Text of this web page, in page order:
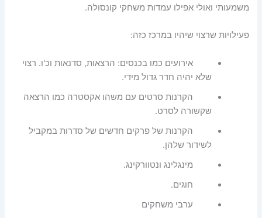
משמעותי ואולי אפילו עמדות משחקי קונסולה.
פעילויות שרצוי שיהיו במרכז כזה:
אירועים כמו בכנסים: הרצאות, סדנאות וכ'ו. רצוי
שלא יהיה חדר גדול מידי.
הקרנות סרטים עם משהו אקסטרה כמו הרצאה
שקשורה לסרט.
הקרנות של פרקים חדשים של סדרות במקביל
לשידור שלהן.
מינגלינג ונטוורקינג.
חוגים.
ערבי משחקים